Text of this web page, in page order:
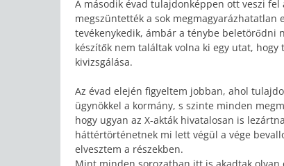
A második évad tulajdonképpen ott veszi fel
megszüntették a sok megmagyarázhatatlan
tevékenykedik, ámbár a ténybe beletörődni
készítők nem találtak volna ki egy utat,
kivizsgálása.
Az évad elején figyeltem jobban, ahol
ügynökkel a kormány, s szinte minden
hogy ugyan az X-akták hivatalosan is
háttértörténetnek mi lett végül a vége
elvesztem a részekben.